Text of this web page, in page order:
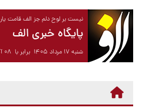
نیست بر لوح دلم جز الف قامت یار
پایگاه خبری الف
شنبه ۱۷ مرداد ۱۴۰۵ برابر با ۰۸ آگوست ۲۰۲۶